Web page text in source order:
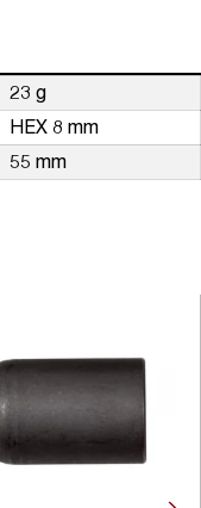
23 g
HEX 8 mm
55 mm